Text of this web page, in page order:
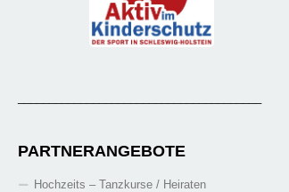
PARTNERANGEBOTE
Hochzeits – Tanzkurse / Heiraten